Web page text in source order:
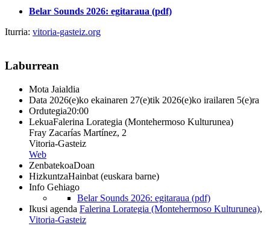
Belar Sounds 2026: egitaraua (pdf)
Iturria: vitoria-gasteiz.org
Laburrean
Mota Jaialdia
Data 2026(e)ko ekainaren 27(e)tik 2026(e)ko irailaren 5(e)ra
Ordutegia20:00
LekuaFalerina Lorategia (Montehermoso Kulturunea)
Fray Zacarías Martínez, 2
Vitoria-Gasteiz
Web
ZenbatekoaDoan
HizkuntzaHainbat (euskara barne)
Info Gehiago
Belar Sounds 2026: egitaraua (pdf)
Ikusi agenda Falerina Lorategia (Montehermoso Kulturunea),
Vitoria-Gasteiz